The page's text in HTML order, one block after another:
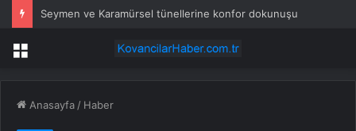
Seymen ve Karamürsel tünellerine konfor dokunuşu
Menü
Anasayfa / Haber